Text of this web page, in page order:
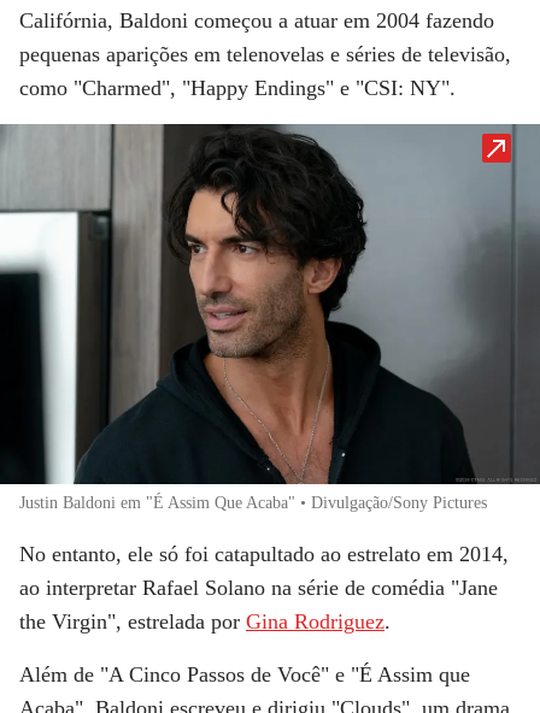
Califórnia, Baldoni começou a atuar em 2004 fazendo
pequenas aparições em telenovelas e séries de televisão,
como "Charmed", "Happy Endings" e "CSI: NY".
Justin Baldoni em "É Assim Que Acaba" • Divulgação/Sony Pictures
No entanto, ele só foi catapultado ao estrelato em 2014,
ao interpretar Rafael Solano na série de comédia "Jane
the Virgin", estrelada por Gina Rodriguez.
Além de "A Cinco Passos de Você" e "É Assim que
Acaba", Baldoni escreveu e dirigiu "Clouds", um drama